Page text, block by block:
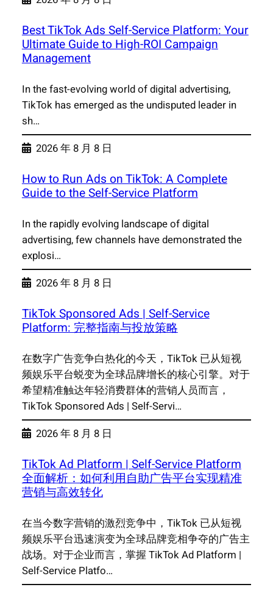
Best TikTok Ads Self-Service Platform: Your
Ultimate Guide to High-ROI Campaign
Management
In the fast-evolving world of digital advertising,
TikTok has emerged as the undisputed leader in
sh…
2026 年 8 月 8 日
How to Run Ads on TikTok: A Complete
Guide to the Self-Service Platform
In the rapidly evolving landscape of digital
advertising, few channels have demonstrated the
explosi…
2026 年 8 月 8 日
TikTok Sponsored Ads | Self-Service
Platform: 完整指南与投放策略
在数字广告竞争白热化的今天，TikTok 已从短视
频娱乐平台蜕变为全球品牌增长的核心引擎。对于
希望精准触达年轻消费群体的营销人员而言，
TikTok Sponsored Ads | Self-Servi…
2026 年 8 月 8 日
TikTok Ad Platform | Self-Service Platform
全面解析：如何利用自助广告平台实现精准
营销与高效转化
在当今数字营销的激烈竞争中，TikTok 已从短视
频娱乐平台迅速演变为全球品牌竞相争夺的广告主
战场。对于企业而言，掌握 TikTok Ad Platform |
Self-Service Platfo…